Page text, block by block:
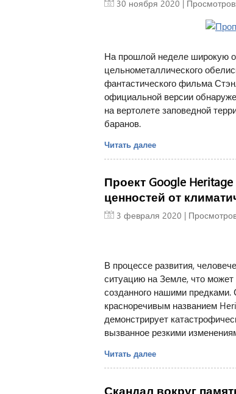
30 ноября 2020 |
На прошлой неделе широкую
цельнометаллического
фантастического фильма
официальной версии
на вертолете заповедной
баранов.
Читать далее
Проект Google
ценностей от
3 февраля 2020 |
В процессе развития,
ситуацию на Земле, что может
созданного нашими
красноречивым названием
демонстрирует
вызванное резкими
Читать далее
Скандал вокруг